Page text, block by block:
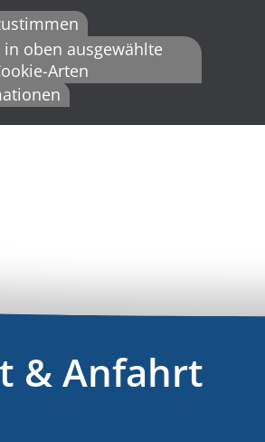
& Anfahrt
oben ausgewählte
Arten